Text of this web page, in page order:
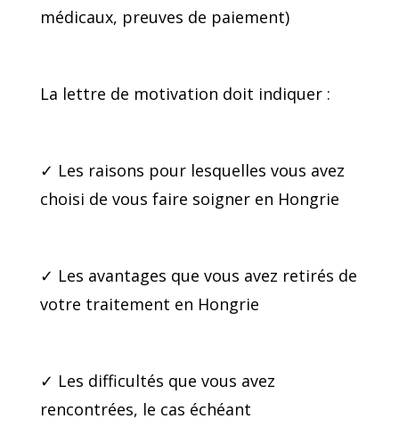
médicaux, preuves de paiement)
La lettre de motivation doit indiquer :
✓ Les raisons pour lesquelles vous avez
choisi de vous faire soigner en Hongrie
✓ Les avantages que vous avez retirés de
votre traitement en Hongrie
✓ Les difficultés que vous avez
rencontrées, le cas échéant